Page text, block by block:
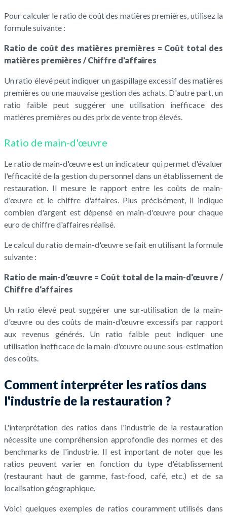
Pour calculer le ratio de coût des matières premières, utilisez la
formule suivante :
Ratio de coût des matières premières = Coût total des
matières premières / Chiffre d'affaires
Un ratio élevé peut indiquer un gaspillage excessif des matières
premières ou une mauvaise gestion des achats. D'autre part, un
ratio faible peut suggérer une utilisation inefficace des
matières premières ou des prix de vente trop élevés.
Ratio de main-d'œuvre
Le ratio de main-d'œuvre est un indicateur qui permet d'évaluer
l'efficacité de la gestion du personnel dans un établissement de
restauration. Il mesure le rapport entre les coûts de main-
d'œuvre et le chiffre d'affaires. Plus précisément, il indique
combien d'argent est dépensé en main-d'œuvre pour chaque
euro de chiffre d'affaires réalisé.
Le calcul du ratio de main-d'œuvre se fait en utilisant la formule
suivante :
Ratio de main-d'œuvre = Coût total de la main-d'œuvre /
Chiffre d'affaires
Un ratio élevé peut suggérer une sur-utilisation de la main-
d'œuvre ou des coûts de main-d'œuvre excessifs par rapport
aux revenus générés. Un ratio faible peut indiquer une
utilisation inefficace de la main-d'œuvre ou une sous-estimation
des coûts.
Comment interpréter les ratios dans
l'industrie de la restauration ?
L'interprétation des ratios dans l'industrie de la restauration
nécessite une compréhension approfondie des normes et des
benchmarks de l'industrie. Il est important de noter que les
ratios peuvent varier en fonction du type d'établissement
(restaurant haut de gamme, fast-food, café, etc.) et de sa
localisation géographique.
Voici quelques exemples de ratios couramment utilisés dans